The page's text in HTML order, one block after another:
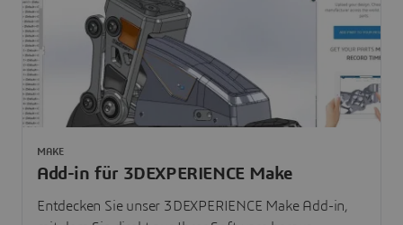
Add-in für 3DEXPERIENCE Make
Entdecken Sie unser 3DEXPERIENCE Make Add-in,
MAKE